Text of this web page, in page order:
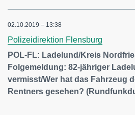
02.10.2019 – 13:38
Polizeidirektion Flensburg
POL-FL: Ladelund/Kreis
Folgemeldung: 82-jähriger
vermisst/Wer hat das Fahrzeug
Rentners gesehen?